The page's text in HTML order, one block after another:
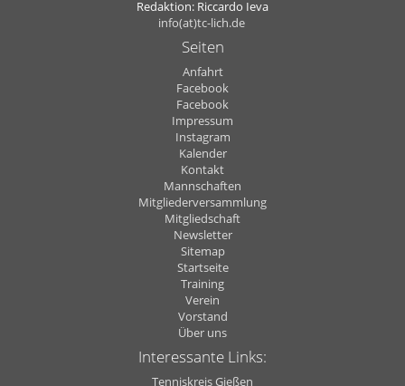
Redaktion: Riccardo Ieva
info(at)tc-lich.de
Seiten
Anfahrt
Facebook
Facebook
Impressum
Instagram
Kalender
Kontakt
Mannschaften
Mitgliederversammlung
Mitgliedschaft
Newsletter
Sitemap
Startseite
Training
Verein
Vorstand
Über uns
Interessante Links:
Tenniskreis Gießen